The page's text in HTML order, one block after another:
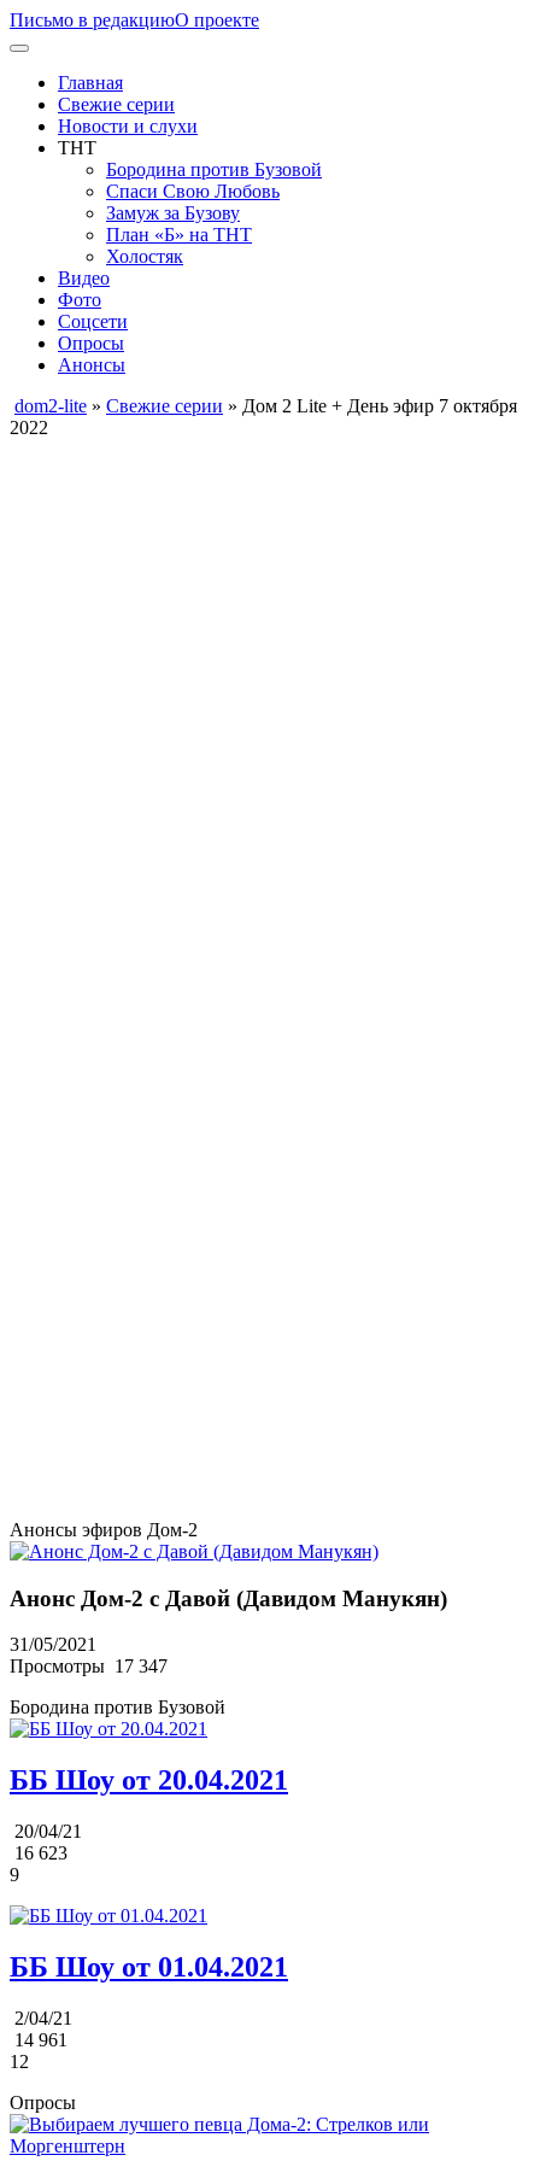
Письмо в редакциюО проекте
Главная
Свежие серии
Новости и слухи
ТНТ
Бородина против Бузовой
Спаси Свою Любовь
Замуж за Бузову
План «Б» на ТНТ
Холостяк
Видео
Фото
Соцсети
Опросы
Анонсы
dom2-lite » Свежие серии » Дом 2 Lite + День эфир 7 октября
2022
Анонсы эфиров Дом-2
Анонс Дом-2 с Давой (Давидом Манукян)
31/05/2021
Просмотры 17 347
Бородина против Бузовой
ББ Шоу от 20.04.2021
20/04/21
16 623
9
ББ Шоу от 01.04.2021
2/04/21
14 961
12
Опросы